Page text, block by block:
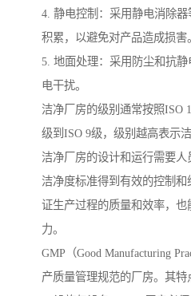
4. 静电控制：采用静电消除
积累，以避免对产品造成损害。
5. 地面处理：采用防尘和抗
电干扰。
洁净厂房的级别通常按照ISO
级到ISO 9级，级别越高表示
洁净厂房的设计和运行需要
洁净度标准得到有效的控制
证生产过程的质量和效率，
力。
GMP（Good Manufacturing
产质量管理规范的厂房。其特